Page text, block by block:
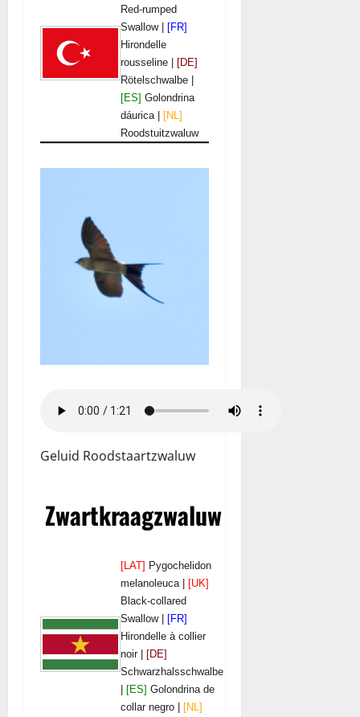
Red-rumped
Swallow |
[FR]
Hirondelle
rousseline |
[DE]
Rötelschwalbe |
[ES] Golondrina
dáurica |
[NL]
Roodstuitzwaluw
Geluid Roodstaartzwaluw
Zwartkraagzwaluw
[LAT] Pygochelidon
melanoleuca | [UK]
Black-collared
Swallow | [FR]
Hirondelle à collier
noir | [DE]
Schwarzhalsschwalbe
| [ES] Golondrina de
collar negro | [NL]